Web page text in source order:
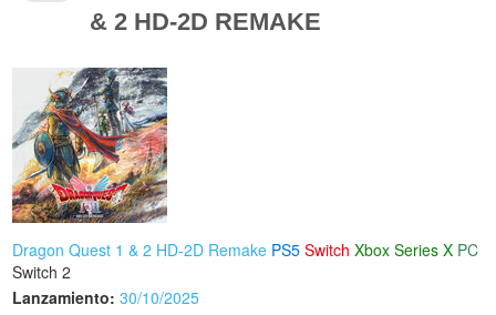
& 2 HD-2D REMAKE
Dragon Quest 1 & 2 HD-2D Remake PS5 Switch Xbox Series X PC
Switch 2
Lanzamiento: 30/10/2025